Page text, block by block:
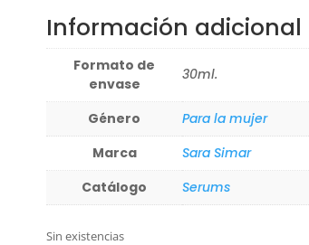
Información adicional
Formato de
envase
30ml.
Género
Para la mujer
Marca
Sara Simar
Catálogo
Serums
Sin existencias